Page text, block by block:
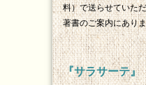
料）で送らせていた
著書のご案内にあり
『サラサーテ』